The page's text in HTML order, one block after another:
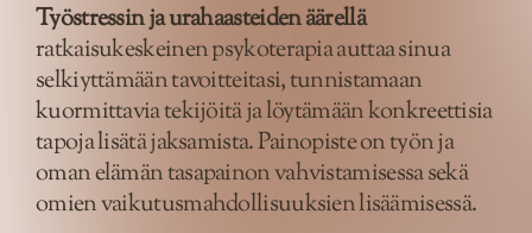
Työstressin ja urahaasteiden äärellä
ratkaisukeskeinen psykoterapia auttaa sinua
selkiyttämään tavoitteitasi, tunnistamaan
kuormittavia tekijöitä ja löytämään konkreettisia
tapoja lisätä jaksamista. Painopiste on työn ja
oman elämän tasapainon vahvistamisessa sekä
omien vaikutusmahdollisuuksien lisäämisessä.